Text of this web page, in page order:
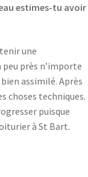
estimes-tu avoir
une
peu près n’importe
assimilé. Après
choses techniques.
puisque
à St Bart.